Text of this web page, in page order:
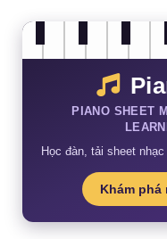
PIANO SHEET
Học đàn, tải sheet
Khám phá